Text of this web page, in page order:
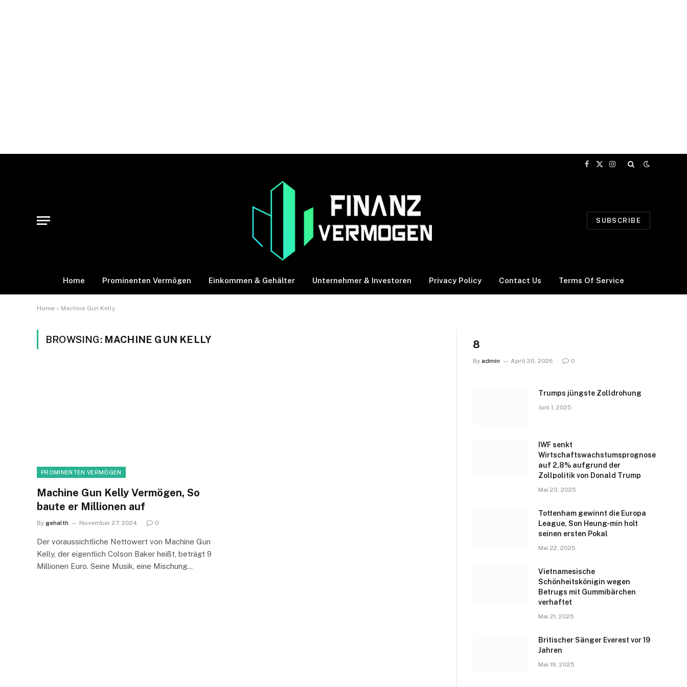
Facebook
X
Instagram
SUBSCRIBE
Home Prominenten Vermögen Einkommen & Gehälter Unternehmer & Investoren Privacy Policy Contact Us Terms Of Service
Home » Machine Gun Kelly
BROWSING: MACHINE GUN KELLY
PROMINENTEN VERMÖGEN
Machine Gun Kelly Vermögen, So
baute er Millionen auf
By gehalth November 27, 2024 0
Der voraussichtliche Nettowert von Machine Gun
Kelly, der eigentlich Colson Baker heißt, beträgt 9
Millionen Euro. Seine Musik, eine Mischung…
8
By admin April 20, 2026 0
Trumps jüngste Zolldrohung
Juni 1, 2025
IWF senkt
Wirtschaftswachstumsprognose
auf 2,8% aufgrund der
Zollpolitik von Donald Trump
Mai 23, 2025
Tottenham gewinnt die Europa
League, Son Heung-min holt
seinen ersten Pokal
Mai 22, 2025
Vietnamesische
Schönheitskönigin wegen
Betrugs mit Gummibärchen
verhaftet
Mai 21, 2025
Britischer Sänger Everest vor 19
Jahren
Mai 19, 2025